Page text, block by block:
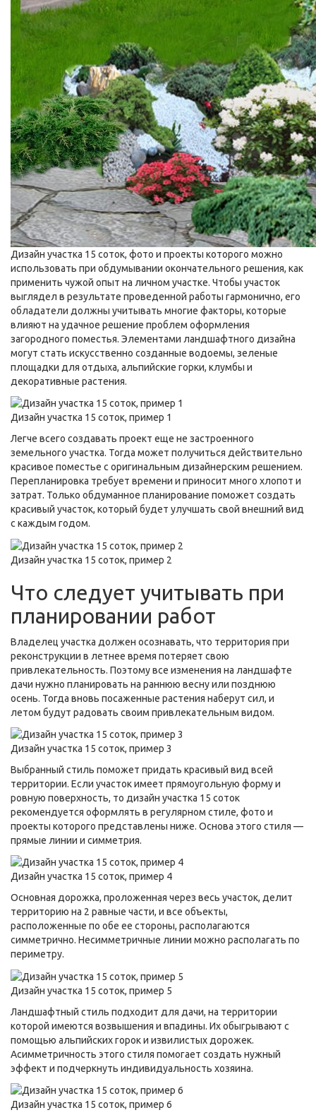
Дизайн участка 15 соток, фото и проекты которого можно
использовать при обдумывании окончательного решения, как
применить чужой опыт на личном участке. Чтобы участок
выглядел в результате проведенной работы гармонично, его
обладатели должны учитывать многие факторы, которые
влияют на удачное решение проблем оформления
загородного поместья. Элементами ландшафтного дизайна
могут стать искусственно созданные водоемы, зеленые
площадки для отдыха, альпийские горки, клумбы и
декоративные растения.
Дизайн участка 15 соток, пример 1
Легче всего создавать проект еще не застроенного
земельного участка. Тогда может получиться действительно
красивое поместье с оригинальным дизайнерским решением.
Перепланировка требует времени и приносит много хлопот и
затрат. Только обдуманное планирование поможет создать
красивый участок, который будет улучшать свой внешний вид
с каждым годом.
Дизайн участка 15 соток, пример 2
Что следует учитывать при
планировании работ
Владелец участка должен осознавать, что территория при
реконструкции в летнее время потеряет свою
привлекательность. Поэтому все изменения на ландшафте
дачи нужно планировать на раннюю весну или позднюю
осень. Тогда вновь посаженные растения наберут сил, и
летом будут радовать своим привлекательным видом.
Дизайн участка 15 соток, пример 3
Выбранный стиль поможет придать красивый вид всей
территории. Если участок имеет прямоугольную форму и
ровную поверхность, то дизайн участка 15 соток
рекомендуется оформлять в регулярном стиле, фото и
проекты которого представлены ниже. Основа этого стиля —
прямые линии и симметрия.
Дизайн участка 15 соток, пример 4
Основная дорожка, проложенная через весь участок, делит
территорию на 2 равные части, и все объекты,
расположенные по обе ее стороны, располагаются
симметрично. Несимметричные линии можно располагать по
периметру.
Дизайн участка 15 соток, пример 5
Ландшафтный стиль подходит для дачи, на территории
которой имеются возвышения и впадины. Их обыгрывают с
помощью альпийских горок и извилистых дорожек.
Асимметричность этого стиля помогает создать нужный
эффект и подчеркнуть индивидуальность хозяина.
Дизайн участка 15 соток, пример 6